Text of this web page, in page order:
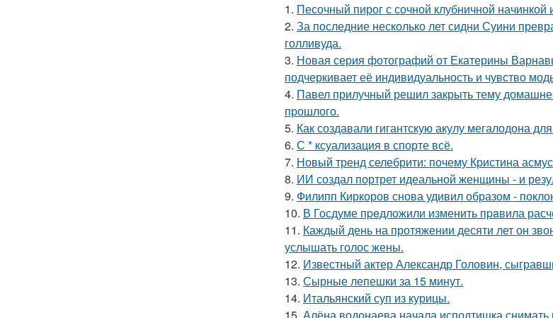
1. Песочный пирог с сочной клубничной
2. За последние несколько лет сидни Суини
голливуда.
3. Новая серия фотографий от Екатерины
подчеркивает её индивидуальность и чувство
4. Павел прилучный решил закрыть тему
прошлого.
5. Как создавали гигантскую акулу мегалодона
6. С * ксуализация в спорте всё.
7. Новый тренд селебрити: почему Кристина
8. ИИ создал портрет идеальной женщины - и
9. Филипп Киркоров снова удивил образом -
10. В Госдуме пpeдложили изменить пpaвила
11. Каждый день на протяжении десяти лет он
услышать голос жены.
12. Известный актер Александр Головин,
13. Сырные лепешки за 15 минут.
14. Итальянский суп из курицы.